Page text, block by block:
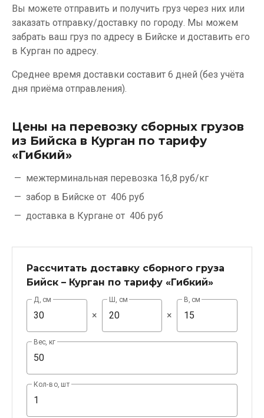
Вы можете отправить и получить груз через них или
заказать отправку/доставку по городу. Мы можем
забрать ваш груз по адресу в Бийске и доставить его
в Курган по адресу.
Среднее время доставки составит 6 дней (без учёта
дня приёма отправления).
Цены на перевозку сборных грузов
из Бийска в Курган по тарифу
«Гибкий»
межтерминальная перевозка 16,8 руб/кг
забор в Бийске от 406 руб
доставка в Кургане от 406 руб
Рассчитать доставку сборного груза
Бийск – Курган по тарифу «Гибкий»
Д, см
×
Ш, см
×
В, см
Вес, кг
Кол-во, шт